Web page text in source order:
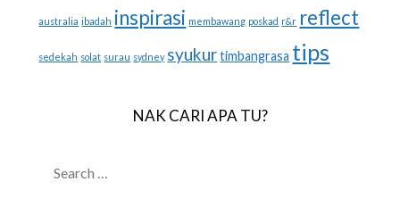
australia ibadah inspirasi membawang poskad r&r reflect
sedekah solat surau sydney syukur timbangrasa tips
NAK CARI APA TU?
FOR: